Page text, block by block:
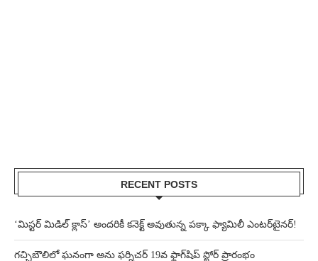
RECENT POSTS
‘మిస్టర్ మిడిల్ క్లాస్’ అందరికీ కనెక్ట్ అవుతున్న పక్కా ఫ్యామిలీ ఎంటర్‌టైనర్!
గచ్చిబౌలిలో ఘనంగా అను ఫర్నిచర్ 19వ ఫ్లాగ్‌షిప్ స్టోర్ ప్రారంభం